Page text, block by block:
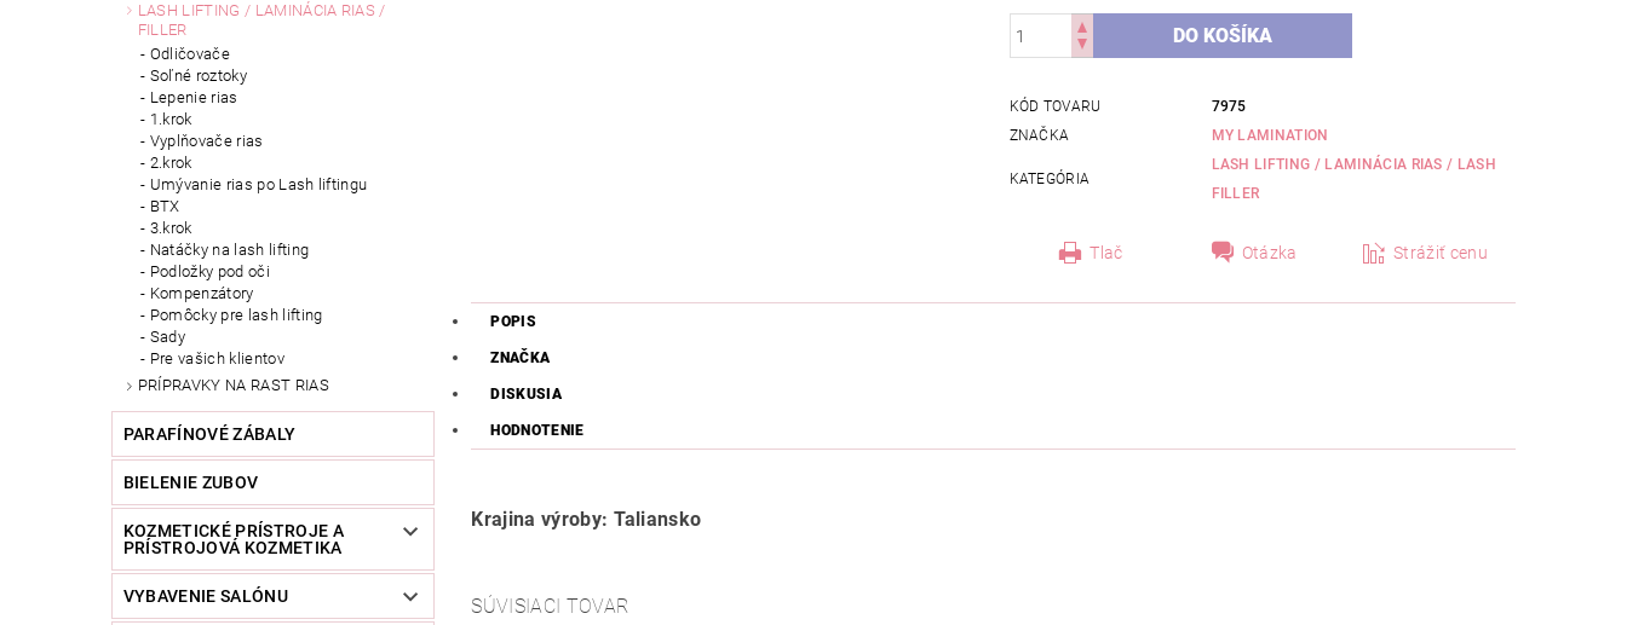
LASH LIFTING / LAMINÁCIA RIAS /
FILLER
Odličovače
Soľné roztoky
Lepenie rias
1.krok
Vyplňovače rias
2.krok
Umývanie rias po Lash liftingu
BTX
3.krok
Natáčky na lash lifting
Podložky pod oči
Kompenzátory
Pomôcky pre lash lifting
Sady
Pre vašich klientov
PRÍPRAVKY NA RAST RIAS
PARAFÍNOVÉ ZÁBALY
BIELENIE ZUBOV
KOZMETICKÉ PRÍSTROJE A
PRÍSTROJOVÁ KOZMETIKA
VYBAVENIE SALÓNU
KÓD TOVARU
7975
ZNAČKA
MY LAMINATION
KATEGÓRIA
LASH LIFTING / LAMINÁCIA RIAS / LASH
FILLER
Tlač Otázka Strážiť cenu
POPIS
ZNAČKA
DISKUSIA
HODNOTENIE
Krajina výroby: Taliansko
SÚVISIACI TOVAR